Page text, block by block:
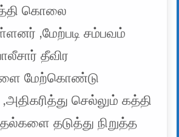
கொலை
,மேற்படி சம்பவம்
தீவிர
மேற்கொண்டு
செல்லும் கத்தி
தடுத்து நிறுத்த